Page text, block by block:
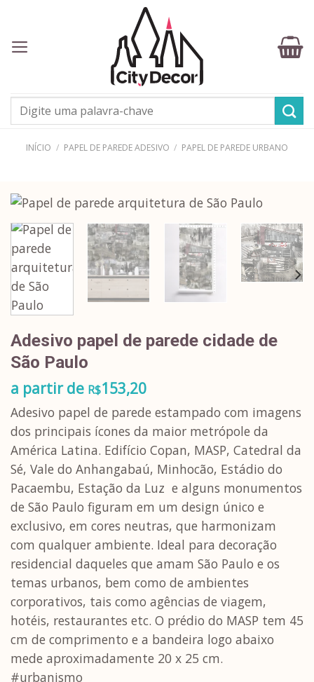
content
Pesquisar
por:
INÍCIO / PAPEL DE PAREDE ADESIVO / PAPEL DE PAREDE URBANO
Adesivo papel de parede cidade de
São Paulo
a partir de R$153,20
Adesivo papel de parede estampado com imagens
dos principais ícones da maior metrópole da
América Latina. Edifício Copan, MASP, Catedral da
Sé, Vale do Anhangabaú, Minhocão, Estádio do
Pacaembu, Estação da Luz e alguns monumentos
de São Paulo figuram em um design único e
exclusivo, em cores neutras, que harmonizam
com qualquer ambiente. Ideal para decoração
residencial daqueles que amam São Paulo e os
temas urbanos, bem como de ambientes
corporativos, tais como agências de viagem,
hotéis, restaurantes etc. O prédio do MASP tem 45
cm de comprimento e a bandeira logo abaixo
mede aproximadamente 20 x 25 cm.
#urbanismo